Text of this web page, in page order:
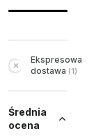
Ekspresowa
dostawa (1)
Średnia
ocena